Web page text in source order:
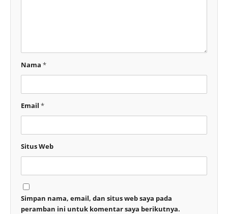
Nama *
Email *
Situs Web
Simpan nama, email, dan situs web saya pada
peramban ini untuk komentar saya berikutnya.